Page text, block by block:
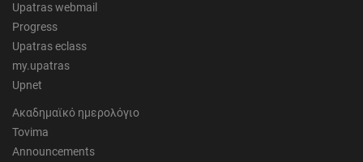
Upatras webmail
Progress
Upatras eclass
my.upatras
Upnet
Ακαδημαϊκό ημερολόγιο
Tovima
Announcements